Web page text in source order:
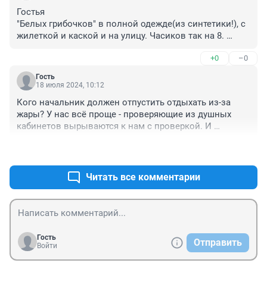
Гостья
"Белых грибочков" в полной одежде(из синтетики!), с
жилеткой и каской и на улицу. Часиков так на 8.
+0 –0
Гость
18 июля 2024, 10:12
Кого начальник должен отпустить отдыхать из-за
жары? У нас всё проще - проверяющие из душных
кабинетов вырываются к нам с проверкой. И
красным и оранжевым в гости. ))
Читать все комментарии
Гость
Войти
Отправить